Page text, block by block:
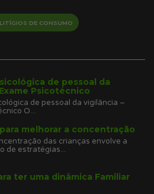
DE CONSUMO
de pessoal da
Psicotécnico
de pessoal da vigilância –
O...
melhorar a concentração
das crianças envolve a
de estratégias...
ter uma dinâmica Familiar